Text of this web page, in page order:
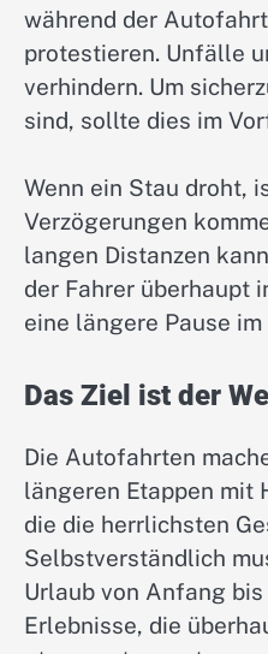
während der
protestieren. Unfälle
verhindern. Um
sind, sollte dies im
Wenn ein Stau droht,
Verzögerungen
langen Distanzen
der Fahrer überhaupt
eine längere Pause
Das Ziel ist der
Die Autofahrten
längeren Etappen mit
die die herrlichsten
Selbstverständlich
Urlaub von Anfang
Erlebnisse, die